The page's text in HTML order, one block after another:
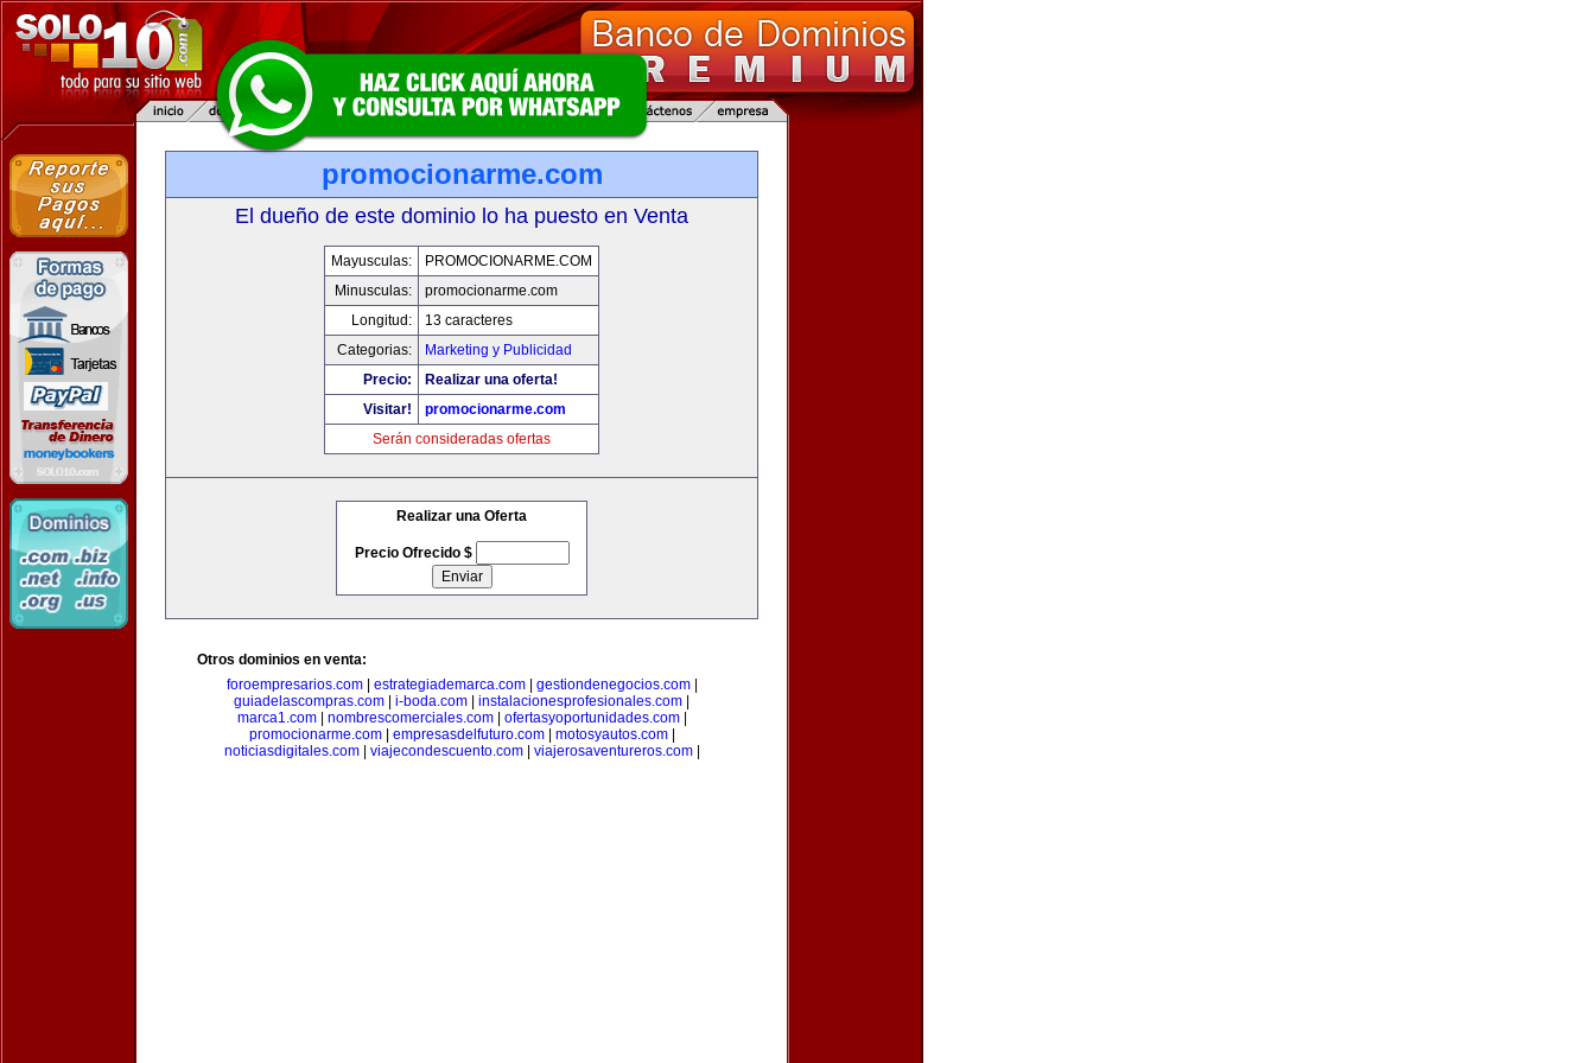
promocionarme.com
El dueño de este dominio lo ha puesto en Venta
Mayusculas:
PROMOCIONARME.COM
Minusculas:
promocionarme.com
Longitud:
13 caracteres
Categorias:
Marketing y Publicidad
Precio:
Realizar una oferta!
Visitar!
promocionarme.com
Serán consideradas ofertas
Realizar una Oferta
Precio Ofrecido $
Otros dominios en venta:
foroempresarios.com| estrategiademarca.com| gestiondenegocios.com|
guiadelascompras.com
i-boda.com instalacionesprofesionales.com
marca1.com| nombrescomerciales.com| ofertasyoportunidades.com|
promocionarme.com| empresasdelfuturo.com| motosyautos.com|
noticiasdigitales.com| viajecondescuento.com| viajerosaventureros.com|